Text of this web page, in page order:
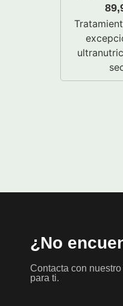
¿No
Contacta con
para ti.